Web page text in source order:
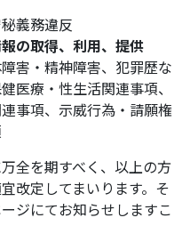
義務違反
の取得、利用、提供
害・精神障害、犯罪歴な
医療・性生活関連事項、
事項、示威行為・請願権
全を期すべく、以上の方
改定してまいります。そ
ジにてお知らせしますこ